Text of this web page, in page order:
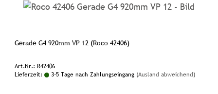
Gerade G4 920mm VP 12 (Roco 42406)
Art.Nr.: R42406
Lieferzeit:
3-5 Tage nach Zahlungseingang (Ausland abweichend)